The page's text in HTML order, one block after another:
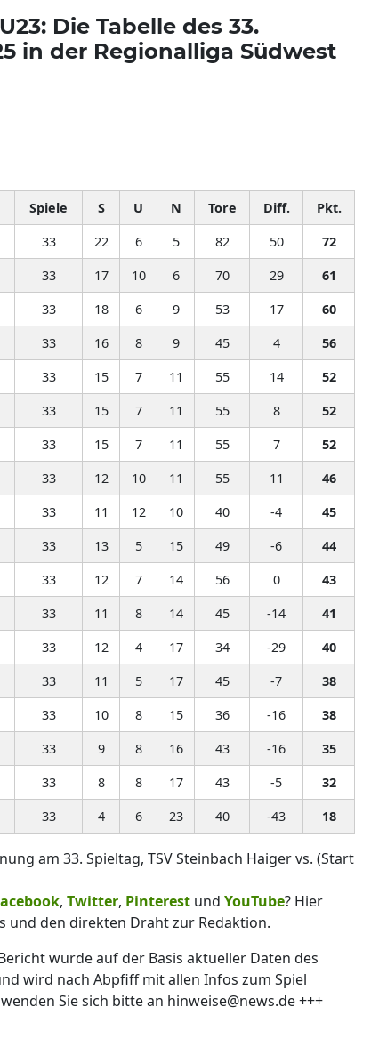
Die Tabelle des 33.
in der Regionalliga Südwest
Spiele S U N Tore Diff.
Pkt.
33 22 6 5 82 50
72
33 17 10 6 70 29
61
33 18 6 9 53 17
60
33 16 8 9 45 4
56
33 15 7 11 55 14
52
33 15 7 11 55 8
52
33 15 7 11 55 7
52
33 12 10 11 55 11
46
33 11 12 10 40 -4
45
33 13 5 15 49 -6
44
33 12 7 14 56 0
43
33 11 8 14 45 -14
41
33 12 4 17 34 -29
40
33 11 5 17 45 -7
38
33 10 8 15 36 -16
38
33 9 8 16 43 -16
35
33 8 8 17 43 -5
32
33 4 6 23 40 -43 18
am 33. Spieltag, TSV Steinbach Haiger vs. (Start
, Twitter, Pinterest und YouTube? Hier
und den direkten Draht zur Redaktion.
wurde auf der Basis aktueller Daten des
wird nach Abpfiff mit allen Infos zum Spiel
Sie sich bitte an hinweise@news.de +++